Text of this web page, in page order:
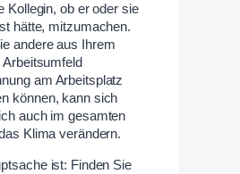
Kollegin, ob er oder sie
hätte, mitzumachen.
andere aus Ihrem
am Arbeitsplatz
können, kann sich
auch im gesamten
Klima verändern.
ist: Finden Sie